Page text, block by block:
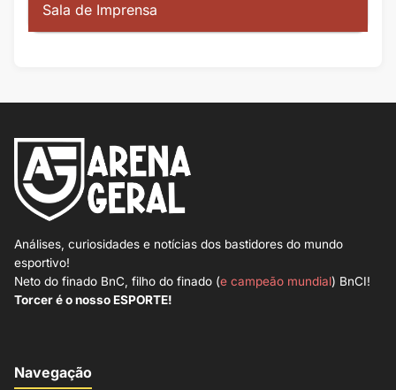
Sala de Imprensa
Análises, curiosidades e notícias dos bastidores do mundo
esportivo!
Neto do finado BnC, filho do finado (e campeão mundial) BnCI!
Torcer é o nosso ESPORTE!
Navegação